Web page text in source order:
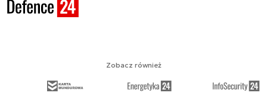
Zobacz również